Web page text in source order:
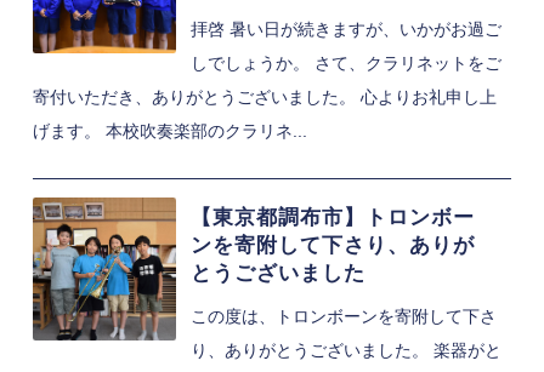
拝啓 暑い日が続きますが、いかがお過ご
しでしょうか。 さて、クラリネットをご
寄付いただき、ありがとうございました。 心よりお礼申し上
げます。 本校吹奏楽部のクラリネ...
【東京都調布市】トロンボー
ンを寄附して下さり、ありが
とうございました
この度は、トロンボーンを寄附して下さ
り、ありがとうございました。 楽器がと